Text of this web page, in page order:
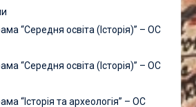
“Середня освіта (Історія)” – ОС
“Середня освіта (Історія)” – ОС
“Історія та археологія” – ОС